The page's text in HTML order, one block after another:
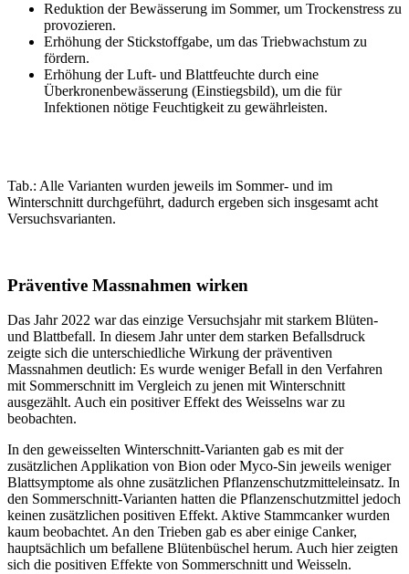
Reduktion der Bewässerung im Sommer, um Trockenstress zu
provozieren.
Erhöhung der Stickstoffgabe, um das Triebwachstum zu
fördern.
Erhöhung der Luft- und Blattfeuchte durch eine
Überkronenbewässerung (Einstiegsbild), um die für
Infektionen nötige Feuchtigkeit zu gewährleisten.
Tab.: Alle Varianten wurden jeweils im Sommer- und im
Winterschnitt durchgeführt, dadurch ergeben sich insgesamt acht
Versuchsvarianten.
Präventive Massnahmen wirken
Das Jahr 2022 war das einzige Versuchsjahr mit starkem Blüten-
und Blattbefall. In diesem Jahr unter dem starken Befallsdruck
zeigte sich die unterschiedliche Wirkung der präventiven
Massnahmen deutlich: Es wurde weniger Befall in den Verfahren
mit Sommerschnitt im Vergleich zu jenen mit Winterschnitt
ausgezählt. Auch ein positiver Effekt des Weisselns war zu
beobachten.
In den geweisselten Winterschnitt-Varianten gab es mit der
zusätzlichen Applikation von Bion oder Myco-Sin jeweils weniger
Blattsymptome als ohne zusätzlichen Pflanzenschutzmitteleinsatz. In
den Sommerschnitt-Varianten hatten die Pflanzenschutzmittel jedoch
keinen zusätzlichen positiven Effekt. Aktive Stammcanker wurden
kaum beobachtet. An den Trieben gab es aber einige Canker,
hauptsächlich um befallene Blütenbüschel herum. Auch hier zeigten
sich die positiven Effekte von Sommerschnitt und Weisseln.